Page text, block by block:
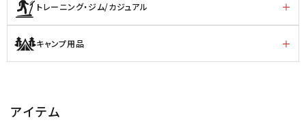
トレーニング・ジム/カジュアル
キャンプ用品
アイテム